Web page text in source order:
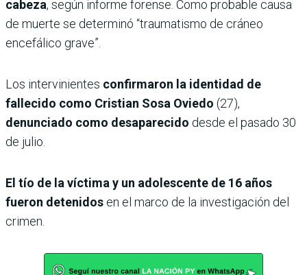
cabeza, según informe forense. Como probable causa
de muerte se determinó “traumatismo de cráneo
encefálico grave”.
Los intervinientes confirmaron la identidad de
fallecido como Cristian Sosa Oviedo (27),
denunciado como desaparecido desde el pasado 30
de julio.
El tío de la víctima y un adolescente de 16 años
fueron detenidos en el marco de la investigación del
crimen.